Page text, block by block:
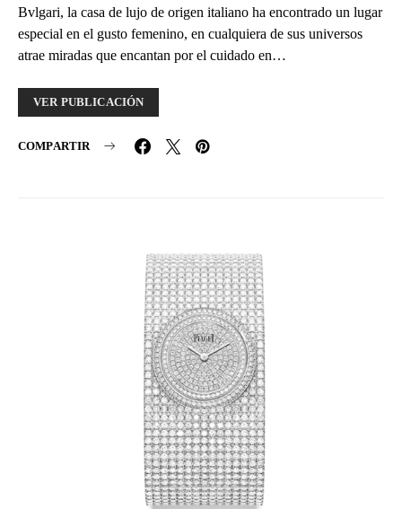
Bvlgari, la casa de lujo de origen italiano ha encontrado un lugar
especial en el gusto femenino, en cualquiera de sus universos
atrae miradas que encantan por el cuidado en…
VER PUBLICACIÓN
COMPARTIR